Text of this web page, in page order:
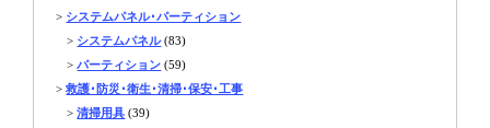
> システムパネル･パーティション
> システムパネル(83)
>パーティション (59)
>救護･防災･衛生･清掃･保安･工事
>清掃用具 (39)